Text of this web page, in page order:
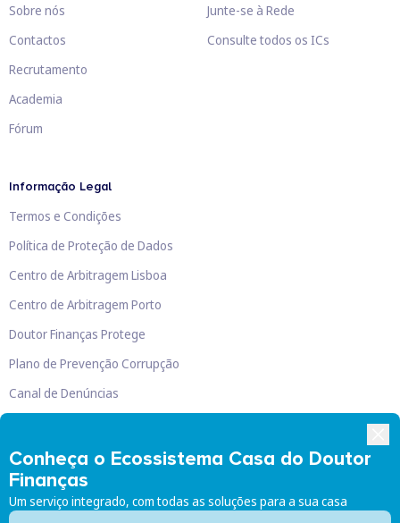
Conheça o Ecossistema Casa do Doutor
Finanças
Um serviço integrado, com todas as soluções para a sua casa
Sobre nós
Contactos
Recrutamento
Academia
Fórum
Junte-se à Rede
Consulte todos os ICs
Informação Legal
Termos e Condições
Política de Proteção de Dados
Centro de Arbitragem Lisboa
Centro de Arbitragem Porto
Doutor Finanças Protege
Plano de Prevenção Corrupção
Canal de Denúncias
Doutor Finanças, Lda